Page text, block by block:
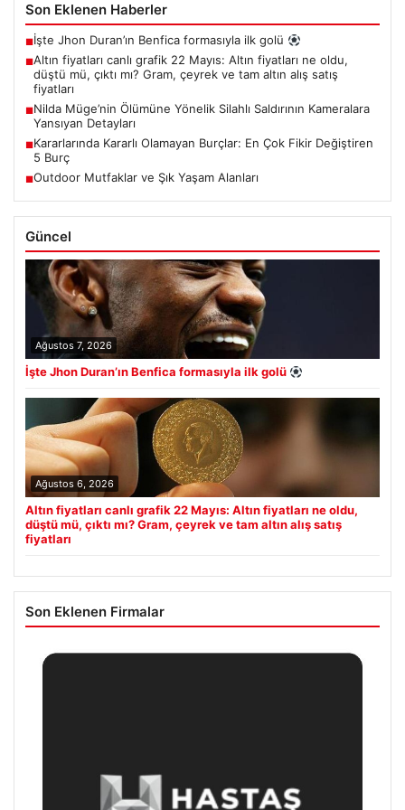
Son Eklenen Haberler
■İşte Jhon Duran’ın Benfica formasıyla ilk golü
■Altın fiyatları canlı grafik 22 Mayıs: Altın fiyatları ne oldu,
düştü mü, çıktı mı? Gram, çeyrek ve tam altın alış satış
fiyatları
■Nilda Müge’nin Ölümüne Yönelik Silahlı Saldırının Kameralara
Yansıyan Detayları
■Kararlarında Kararlı Olamayan Burçlar: En Çok Fikir Değiştiren
5 Burç
■Outdoor Mutfaklar ve Şık Yaşam Alanları
Güncel
Ağustos 7, 2026
İşte Jhon Duran’ın Benfica formasıyla ilk golü
Ağustos 6, 2026
Altın fiyatları canlı grafik 22 Mayıs: Altın fiyatları ne oldu,
düştü mü, çıktı mı? Gram, çeyrek ve tam altın alış satış
fiyatları
Son Eklenen Firmalar